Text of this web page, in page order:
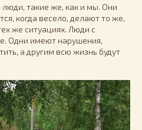
люди, такие же, как и мы. Они
когда весело, делают то же,
же ситуациях. Люди с
Одни имеют нарушения,
а другим всю жизнь будут